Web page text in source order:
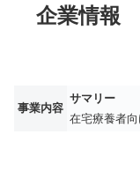
企業情報
事業内容
サマリー
在宅療養者